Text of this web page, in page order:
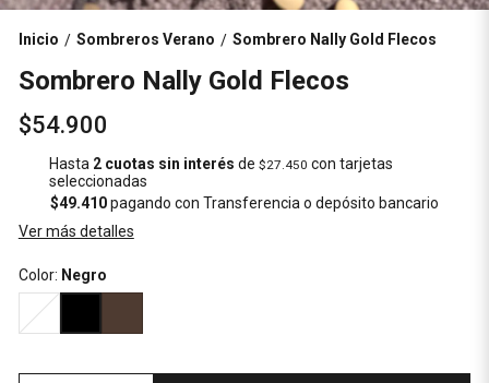
Inicio / Sombreros Verano / Sombrero Nally Gold Flecos
Sombrero Nally Gold Flecos
$54.900
Hasta 2 cuotas sin interés de $27.450 con tarjetas
seleccionadas
$49.410pagando con Transferencia o depósito bancario
Ver más detalles
Color: Negro